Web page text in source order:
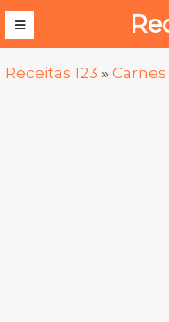
Receitas 123 » Carnes